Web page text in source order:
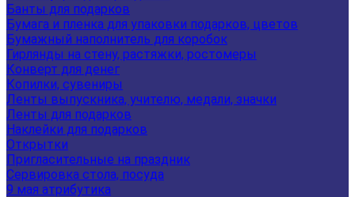
Банты для подарков
Бумага и пленка для упаковки подарков, цветов
Бумажный наполнитель для коробок
Гирлянды на стену, растяжки, ростомеры
Конверт для денег
Копилки, сувениры
Ленты выпускника, учителю, медали, значки
Ленты для подарков
Наклейки для подарков
Открытки
Пригласительные на праздник
Сервировка стола, посуда
9 мая атрибутика